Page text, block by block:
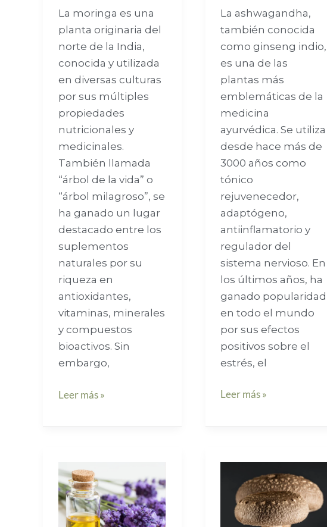
La moringa es una
planta originaria del
norte de la India,
conocida y utilizada
en diversas culturas
por sus múltiples
propiedades
nutricionales y
medicinales.
También llamada
“árbol de la vida” o
“árbol milagroso”, se
ha ganado un lugar
destacado entre los
suplementos
naturales por su
riqueza en
antioxidantes,
vitaminas, minerales
y compuestos
bioactivos. Sin
embargo,
Leer más »
La ashwagandha,
también conocida
como ginseng indio,
es una de las
plantas más
emblemáticas de la
medicina
ayurvédica. Se utiliza
desde hace más de
3000 años como
tónico
rejuvenecedor,
adaptógeno,
antiinflamatorio y
regulador del
sistema nervioso. En
los últimos años, ha
ganado popularidad
en todo el mundo
por sus efectos
positivos sobre el
estrés, el
Leer más »
Lavanda
para
el
alma:
tener
cuenta